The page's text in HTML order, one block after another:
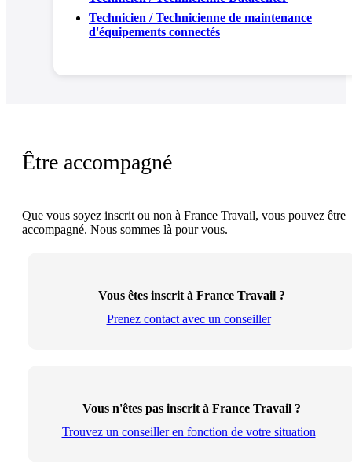
Technicien / Technicienne de maintenance
d'équipements connectés
Être accompagné
Que vous soyez inscrit ou non à France Travail, vous pouvez être
accompagné. Nous sommes là pour vous.
Vous êtes inscrit à France Travail ?
Prenez contact avec un conseiller
Vous n'êtes pas inscrit à France Travail ?
Trouvez un conseiller en fonction de votre situation